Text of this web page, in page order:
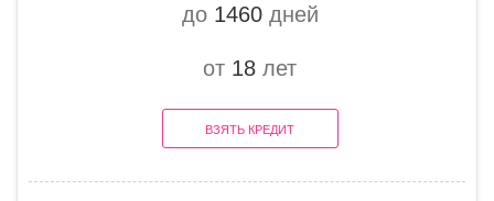
до 1460дней
от 18 лет
ВЗЯТЬ КРЕДИТ